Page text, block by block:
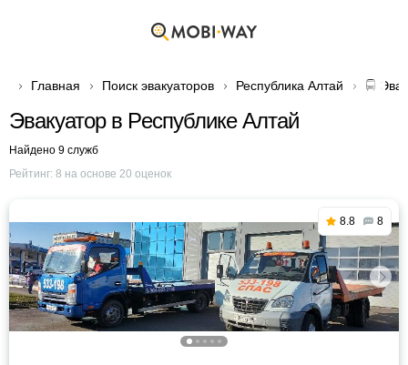
Главная Поиск эвакуаторов Республика Алтай 🚍
Эвакуатор в Республике Алтай
Найдено 9 служб
Рейтинг: 8 на основе 20 оценок
8.8 8